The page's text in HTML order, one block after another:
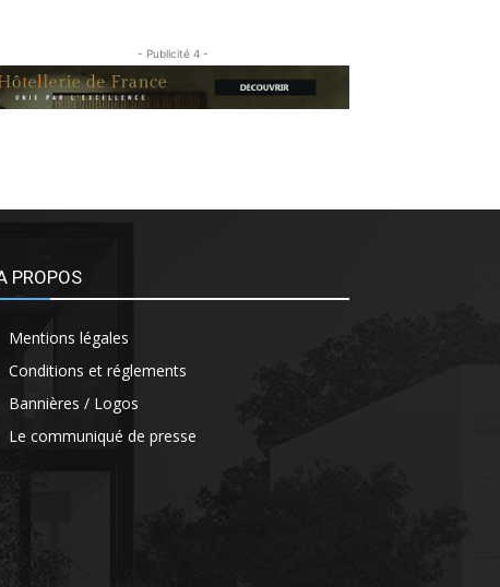
- Publicité 4 -
PROPOS
Mentions légales
Conditions et réglements
Bannières / Logos
Le communiqué de presse